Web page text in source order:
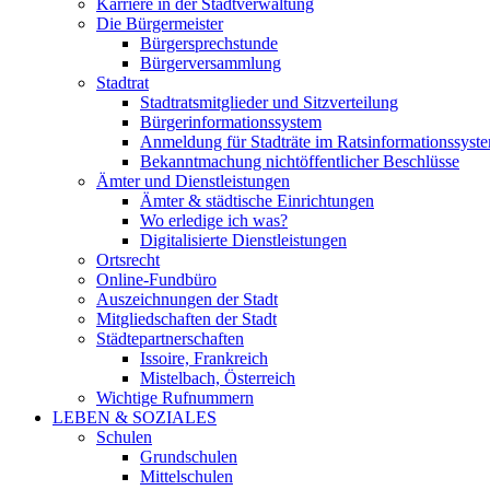
Karriere in der Stadtverwaltung
Die Bürgermeister
Bürgersprechstunde
Bürgerversammlung
Stadtrat
Stadtratsmitglieder und Sitzverteilung
Bürgerinformationssystem
Anmeldung für Stadträte im
Bekanntmachung nichtöffentlicher Beschlüsse
Ämter und Dienstleistungen
Ämter & städtische Einrichtungen
Wo erledige ich was?
Digitalisierte Dienstleistungen
Ortsrecht
Online-Fundbüro
Auszeichnungen der Stadt
Mitgliedschaften der Stadt
Städtepartnerschaften
Issoire, Frankreich
Mistelbach, Österreich
Wichtige Rufnummern
LEBEN & SOZIALES
Schulen
Grundschulen
Mittelschulen